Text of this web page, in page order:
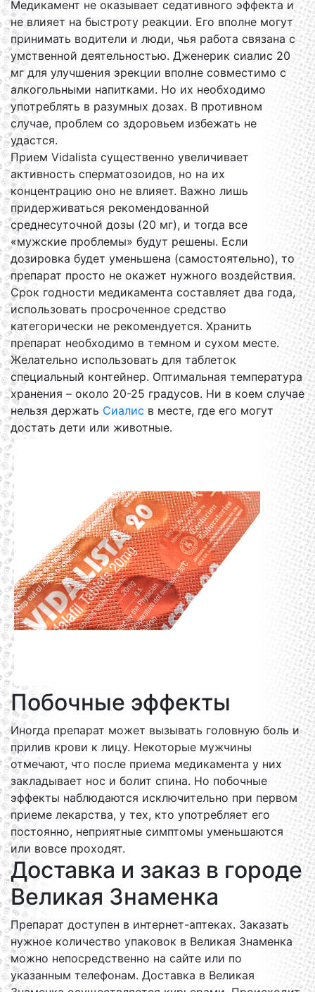
Медикамент не оказывает седативного эффекта и
не влияет на быстроту реакции. Его вполне могут
принимать водители и люди, чья работа связана с
умственной деятельностью. Дженерик сиалис 20
мг для улучшения эрекции вполне совместимо с
алкогольными напитками. Но их необходимо
употреблять в разумных дозах. В противном
случае, проблем со здоровьем избежать не
удастся.
Прием Vidalista существенно увеличивает
активность сперматозоидов, но на их
концентрацию оно не влияет. Важно лишь
придерживаться рекомендованной
среднесуточной дозы (20 мг), и тогда все
«мужские проблемы» будут решены. Если
дозировка будет уменьшена (самостоятельно), то
препарат просто не окажет нужного воздействия.
Срок годности медикамента составляет два года,
использовать просроченное средство
категорически не рекомендуется. Хранить
препарат необходимо в темном и сухом месте.
Желательно использовать для таблеток
специальный контейнер. Оптимальная температура
хранения – около 20-25 градусов. Ни в коем случае
нельзя держать Сиалис в месте, где его могут
достать дети или животные.
Побочные эффекты
Иногда препарат может вызывать головную боль и
прилив крови к лицу. Некоторые мужчины
отмечают, что после приема медикамента у них
закладывает нос и болит спина. Но побочные
эффекты наблюдаются исключительно при первом
приеме лекарства, у тех, кто употребляет его
постоянно, неприятные симптомы уменьшаются
или вовсе проходят.
Доставка и заказ в городе
Великая Знаменка
Препарат доступен в интернет-аптеках. Заказать
нужное количество упаковок в Великая Знаменка
можно непосредственно на сайте или по
указанным телефонам. Доставка в Великая